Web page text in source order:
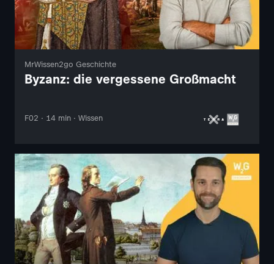
MrWissen2go Geschichte
Byzanz: die vergessene Großmacht
F02 · 14 min · Wissen